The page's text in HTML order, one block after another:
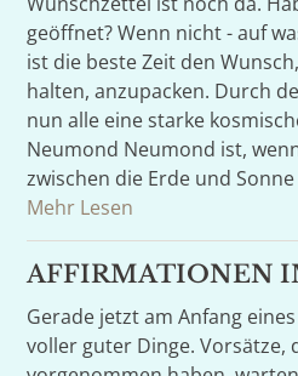
geöffnet? Wenn nicht - auf
ist die beste Zeit den
halten, anzupacken. Durch
nun alle eine starke
Neumond Neumond ist,
zwischen die Erde und
Mehr Lesen
AFFIRMATIONEN
Gerade jetzt am Anfang
voller guter Dinge. Vorsätze,